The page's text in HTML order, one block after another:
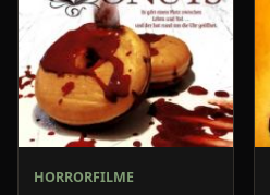
HORRORFILME